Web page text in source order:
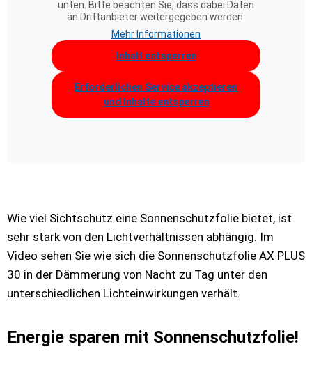
unten. Bitte beachten Sie, dass dabei Daten
an Drittanbieter weitergegeben werden.
Mehr Informationen
Inhalt entsperren
Erforderlichen Service akzeptieren
und Inhalte entsperren
Wie viel Sichtschutz eine Sonnenschutzfolie bietet, ist
sehr stark von den Lichtverhältnissen abhängig. Im
Video sehen Sie wie sich die Sonnenschutzfolie AX PLUS
30 in der Dämmerung von Nacht zu Tag unter den
unterschiedlichen Lichteinwirkungen verhält.
Energie sparen mit Sonnenschutzfolie!